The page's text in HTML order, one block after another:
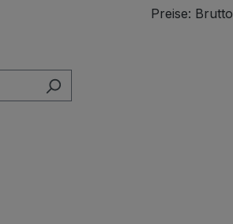
Preise: Brutto